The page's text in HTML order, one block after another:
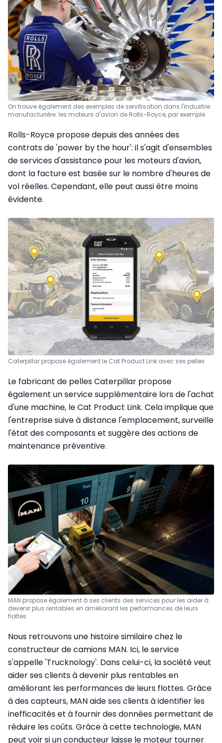
On trouve également des exemples de servitisation dans l'industrie
manufacturière: les moteurs d'avion de Rolls-Royce, par exemple
Rolls-Royce propose depuis des années des
contrats de 'power by the hour': il s'agit d'ensembles
de services d'assistance pour les moteurs d'avion,
dont la facture est basée sur le nombre d'heures de
vol réelles. Cependant, elle peut aussi être moins
évidente.
Caterpillar propose également le Cat Product Link avec ses pelles
Le fabricant de pelles Caterpillar propose
également un service supplémentaire lors de l'achat
d'une machine, le Cat Product Link. Cela implique que
l'entreprise suive à distance l'emplacement, surveille
l'état des composants et suggère des actions de
maintenance préventive.
MAN propose également à ses clients des services pour les aider à
devenir plus rentables en améliorant les performances de leurs
flottes
Nous retrouvons une histoire similaire chez le
constructeur de camions MAN. Ici, le service
s'appelle 'Trucknology'. Dans celui-ci, la société veut
aider ses clients à devenir plus rentables en
améliorant les performances de leurs flottes. Grâce
à des capteurs, MAN aide ses clients à identifier les
inefficacités et à fournir des données permettant de
réduire les coûts. Grâce à cette technologie, MAN
peut voir si un conducteur laisse le moteur tourner